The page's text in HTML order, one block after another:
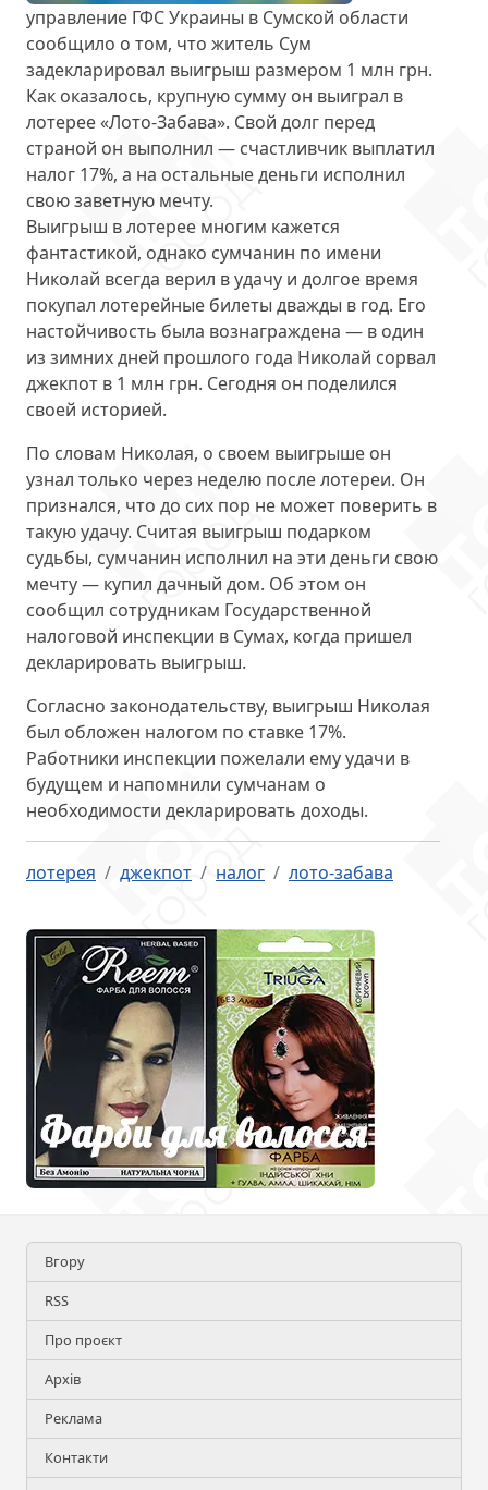
управление ГФС Украины в Сумской области
сообщило о том, что житель Сум
задекларировал выигрыш размером 1 млн грн.
Как оказалось, крупную сумму он выиграл в
лотерее «Лото-Забава». Свой долг перед
страной он выполнил — счастливчик выплатил
налог 17%, а на остальные деньги исполнил
свою заветную мечту.
Выигрыш в лотерее многим кажется
фантастикой, однако сумчанин по имени
Николай всегда верил в удачу и долгое время
покупал лотерейные билеты дважды в год. Его
настойчивость была вознаграждена — в один
из зимних дней прошлого года Николай сорвал
джекпот в 1 млн грн. Сегодня он поделился
своей историей.
По словам Николая, о своем выигрыше он
узнал только через неделю после лотереи. Он
признался, что до сих пор не может поверить в
такую удачу. Считая выигрыш подарком
судьбы, сумчанин исполнил на эти деньги свою
мечту — купил дачный дом. Об этом он
сообщил сотрудникам Государственной
налоговой инспекции в Сумах, когда пришел
декларировать выигрыш.
Согласно законодательству, выигрыш Николая
был обложен налогом по ставке 17%.
Работники инспекции пожелали ему удачи в
будущем и напомнили сумчанам о
необходимости декларировать доходы.
лотерея джекпот налог лото-забава
Вгору
RSS
Про проєкт
Архів
Реклама
Контакти